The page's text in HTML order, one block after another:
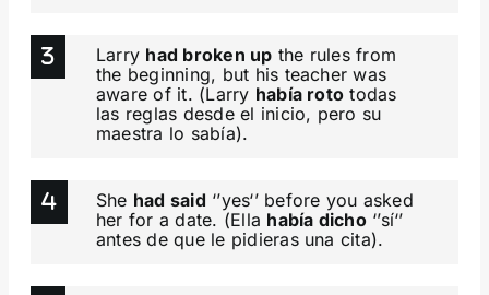
Larry had broken up the rules from
the beginning, but his teacher was
aware of it. (Larry había roto todas
las reglas desde el inicio, pero su
maestra lo sabía).
She had said ‘’yes‘’ before you asked
her for a date. (Ella había dicho‘’sí‘’
antes de que le pidieras una cita).